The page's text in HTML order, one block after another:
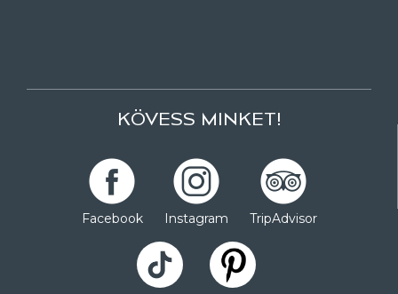
KÖVESS MINKET!
Facebook Instagram TripAdvisor